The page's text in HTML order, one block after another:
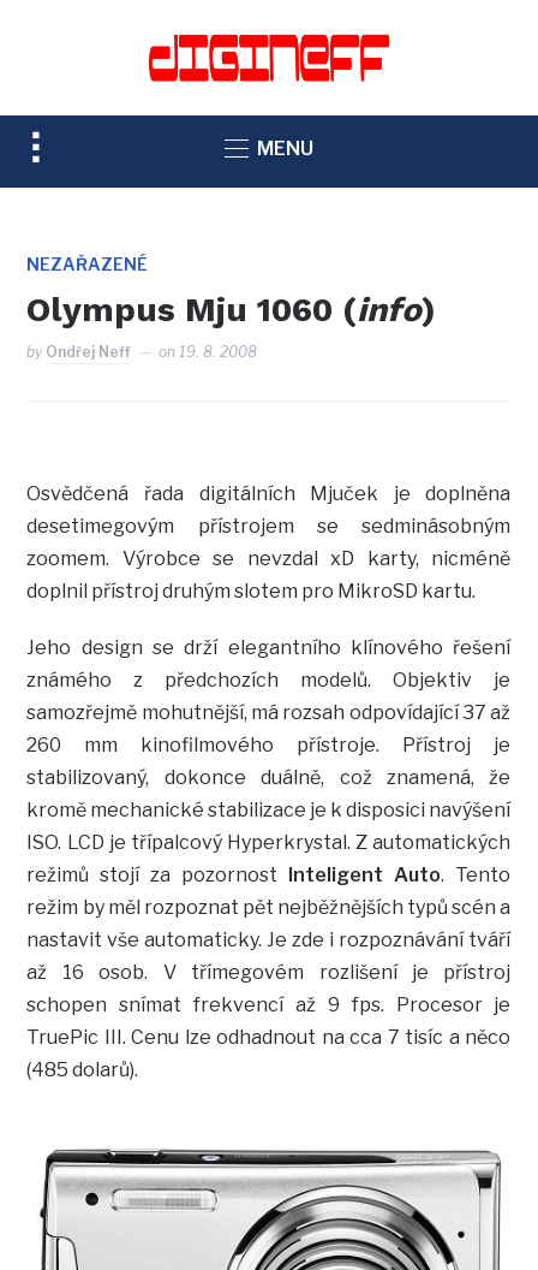
TOGGLE
SIDEBAR
NAVIGATION
MENU
NEZAŘAZENÉ
Olympus Mju 1060 (info)
by Ondřej Neff on19. 8. 2008
Osvědčená řada digitálních Mjuček je doplněna
desetimegovým přístrojem se sedminásobným
zoomem. Výrobce se nevzdal xD karty, nicméně
doplnil přístroj druhým slotem pro MikroSD kartu.
Jeho design se drží elegantního klínového řešení
známého z předchozích modelů. Objektiv je
samozřejmě mohutnější, má rozsah odpovídající 37 až
260 mm kinofilmového přístroje. Přístroj je
stabilizovaný, dokonce duálně, což znamená, že
kromě mechanické stabilizace je k disposici navýšení
ISO. LCD je třípalcový Hyperkrystal. Z automatických
režimů stojí za pozornost
Inteligent Auto. Tento
režim by měl rozpoznat pět nejběžnějších typů scén a
nastavit vše automaticky. Je zde i rozpoznávání tváří
až 16 osob. V třímegovém rozlišení je přístroj
schopen snímat frekvencí až 9 fps. Procesor je
TruePic III. Cenu lze odhadnout na cca 7 tisíc a něco
(485 dolarů).